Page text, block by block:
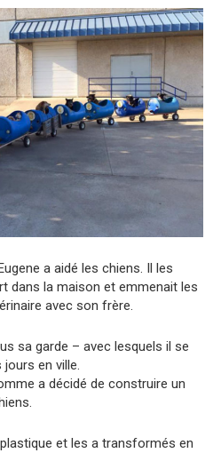
a aidé les chiens. Il les
dans la maison et emmenait les
avec son frère.
sa garde – avec lesquels il se
en ville.
a décidé de construire un
et les a transformés en